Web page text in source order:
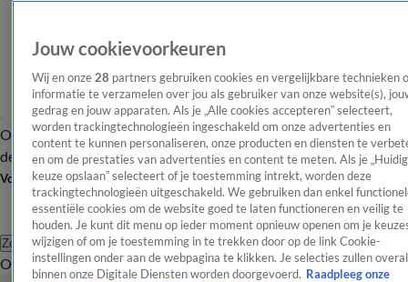
OverzichtAfleveringen Entertainment TV Algemeen
Tip
de redactieNieuwsbrief
Volg Shownieuws
Zoeken
OverzichtEntertainmentSpraakmakendRealityCrimeVideo's
Jouw cookievoorkeuren
Wij en onze 28 partners gebruiken cookies en vergelijkbare technieken
informatie te verzamelen over jou als gebruiker van onze website(s),
gedrag en jouw apparaten. Als je „Alle cookies accepteren” selecteert,
worden trackingtechnologieën ingeschakeld om onze advertenties en
content te kunnen personaliseren, onze producten en diensten te
en om de prestaties van advertenties en content te meten. Als je
keuze opslaan” selecteert of je toestemming intrekt, worden deze
trackingtechnologieën uitgeschakeld. We gebruiken dan enkel
essentiële cookies om de website goed te laten functioneren en veilig te
houden. Je kunt dit menu op ieder moment opnieuw openen om je
wijzigen of om je toestemming in te trekken door op de link Cookie-
instellingen onder aan de webpagina te klikken. Je selecties zullen overal
binnen onze Digitale Diensten worden doorgevoerd. Raadpleeg onze